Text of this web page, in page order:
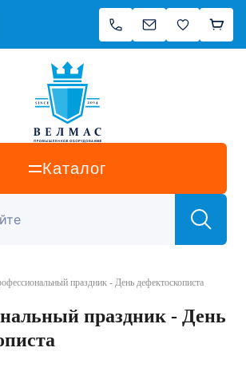
Каталог
праздник - День дефектоскописта
праздник - День